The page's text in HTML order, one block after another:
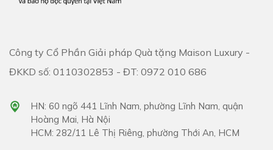
Công ty Cổ Phần Giải pháp Quà tặng Maison Luxury -
ĐKKD số: 0110302853 - ĐT: 0972 010 686
HN: 60 ngõ 441 Lĩnh Nam, phường Lĩnh Nam, quận
Hoàng Mai, Hà Nội
HCM: 282/11 Lê Thị Riêng, phường Thới An, HCM